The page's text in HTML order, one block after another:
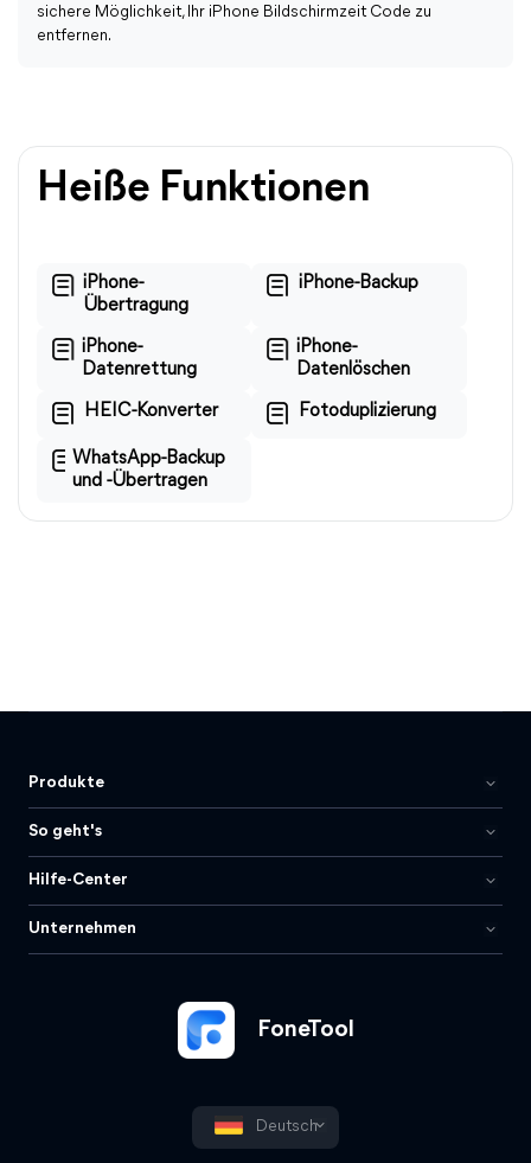
sichere Möglichkeit, Ihr iPhone Bildschirmzeit Code zu
entfernen.
Heiße Funktionen
iPhone-
Übertragung
iPhone-Backup
iPhone-
Datenrettung
iPhone-
Datenlöschen
HEIC-Konverter Fotoduplizierung
WhatsApp-Backup
und -Übertragen
FoneTool
Deutsch
Produkte
So geht's
Hilfe-Center
Unternehmen